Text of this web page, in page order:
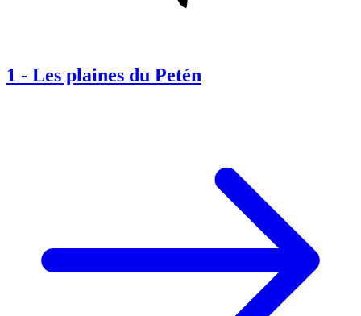
1 - Les plaines du Petén